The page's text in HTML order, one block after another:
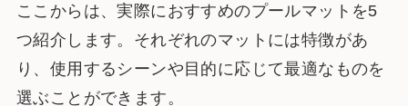
ここからは、実際におすすめのプールマットを5
つ紹介します。それぞれのマットには特徴があ
り、使用するシーンや目的に応じて最適なものを
選ぶことができます。